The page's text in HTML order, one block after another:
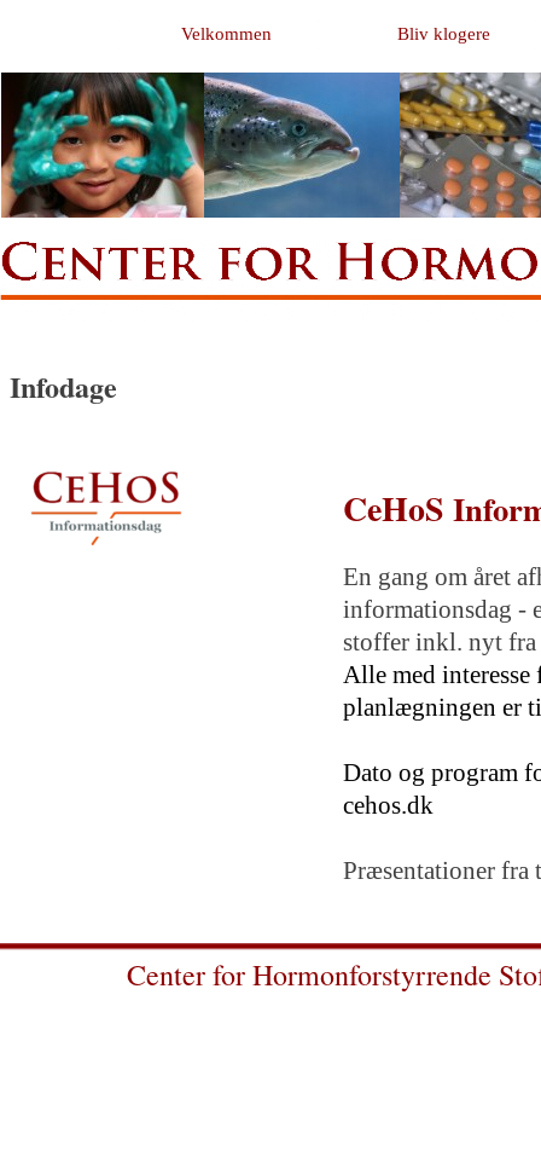
Velkommen Bliv klogere
Infodage
CeHoS
En gang om året
informationsdag -
stoffer inkl. nyt fra
Alle med
planlægningen er
Dato og program
cehos.dk
Præsentationer fra
Center for Hormonforstyrrende